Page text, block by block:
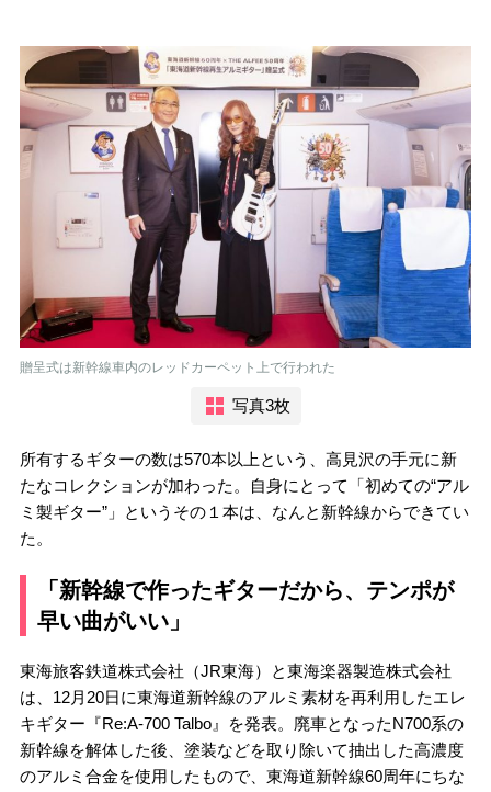
贈呈式は新幹線車内のレッドカーペット上で行われた
写真3枚
所有するギターの数は570本以上という、高見沢の手元に新
たなコレクションが加わった。自身にとって「初めての“アル
ミ製ギター”」というその１本は、なんと新幹線からできてい
た。
「新幹線で作ったギターだから、テンポが
早い曲がいい」
東海旅客鉄道株式会社（JR東海）と東海楽器製造株式会社
は、12月20日に東海道新幹線のアルミ素材を再利用したエレ
キギター『Re:A-700 Talbo』を発表。廃車となったN700系の
新幹線を解体した後、塗装などを取り除いて抽出した高濃度
のアルミ合金を使用したもので、東海道新幹線60周年にちな